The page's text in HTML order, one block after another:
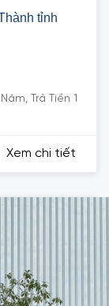
tỉnh
Trả Tiền 1
Xem chi tiết